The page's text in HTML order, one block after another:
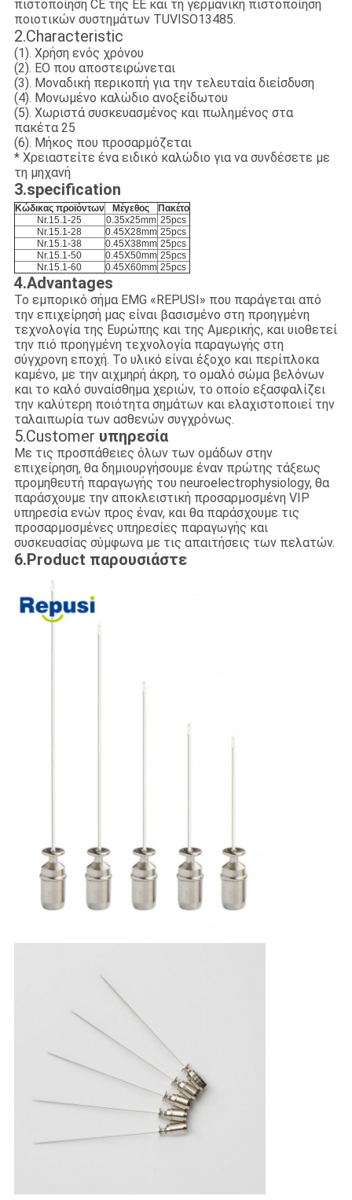
πιστοποίηση CE της ΕΕ και τη γερμανική πιστοποίηση
ποιοτικών συστημάτων TUVISO13485.
2.Characteristic
(1). Χρήση ενός χρόνου
(2). EO που αποστειρώνεται
(3). Μοναδική περικοπή για την τελευταία διείσδυση
(4). Μονωμένο καλώδιο ανοξείδωτου
(5). Χωριστά συσκευασμένος και πωλημένος στα
πακέτα 25
(6). Μήκος που προσαρμόζεται
* Χρειαστείτε ένα ειδικό καλώδιο για να συνδέσετε με
τη μηχανή
3.specification
Κώδικας προϊόντων Μέγεθος
Πακέτο
Nr.15.1-25
0.35x25mm 25pcs
Nr.15.1-28
0.45X28mm 25pcs
Nr.15.1-38
0.45X38mm 25pcs
Nr.15.1-50
0.45X50mm 25pcs
Nr.15.1-60
0.45X60mm 25pcs
4.Advantages
Το εμπορικό σήμα EMG «REPUSI» που παράγεται από
την επιχείρησή μας είναι βασισμένο στη προηγμένη
τεχνολογία της Ευρώπης και της Αμερικής, και υιοθετεί
την πιό προηγμένη τεχνολογία παραγωγής στη
σύγχρονη εποχή. Το υλικό είναι έξοχο και περίπλοκα
καμένο, με την αιχμηρή άκρη, το ομαλό σώμα βελόνων
και το καλό συναίσθημα χεριών, το οποίο εξασφαλίζει
την καλύτερη ποιότητα σημάτων και ελαχιστοποιεί την
ταλαιπωρία των ασθενών συγχρόνως.
5.Customer υπηρεσία
Με τις προσπάθειες όλων των ομάδων στην
επιχείρηση, θα δημιουργήσουμε έναν πρώτης τάξεως
προμηθευτή παραγωγής του neuroelectrophysiology, θα
παράσχουμε την αποκλειστική προσαρμοσμένη VIP
υπηρεσία ενών προς έναν, και θα παράσχουμε τις
προσαρμοσμένες υπηρεσίες παραγωγής και
συσκευασίας σύμφωνα με τις απαιτήσεις των πελατών.
6.Product παρουσιάστε